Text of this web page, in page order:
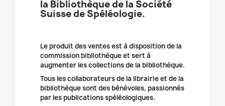
la Bibliothèque de la Société
Suisse de Spéléologie.
Le produit des ventes est à disposition de la
commission bibliothèque et sert à
augmenter les collections de la bibliothèque.
Tous les collaborateurs de la librairie et de la
bibliothèque sont des bénévoles, passionnés
par les publications spéléologiques.